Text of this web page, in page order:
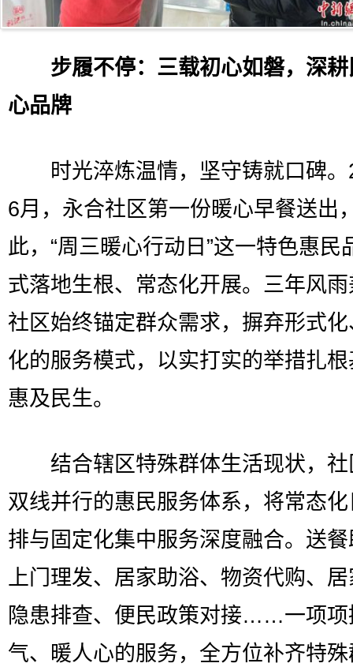
步履不停：三载初心如磐，深
心品牌
时光淬炼温情，坚守铸就口碑。
6月，永合社区第一份暖心早餐送出
此，“周三暖心行动日”这一特色惠民
式落地生根、常态化开展。三年风
社区始终锚定群众需求，摒弃形式
化的服务模式，以实打实的举措扎
惠及民生。
结合辖区特殊群体生活现状，社
双线并行的惠民服务体系，将常态
排与固定化集中服务深度融合。送
上门理发、居家助浴、物资代购、
隐患排查、便民政策对接……一项项
气、暖人心的服务，全方位补齐特